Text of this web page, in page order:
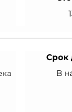
Срок
В